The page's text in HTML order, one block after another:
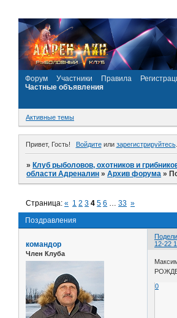
Форум Участники Правила
Частные объявления
Активные темы
Привет, Гость! Войдитеили зарегистрируйтесь.
»Клуб рыболовов, охотников и
области Адреналин »Архив форума »
Поздравления
Страница:« 1 2 3 4 5 6 … 33 »
12-22
командор
Член Клуба
0